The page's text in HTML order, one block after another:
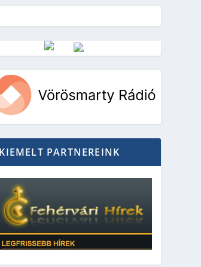
Vörösmarty Rádió
KIEMELT PARTNEREINK